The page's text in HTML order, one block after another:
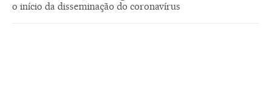
o início da disseminação do coronavírus